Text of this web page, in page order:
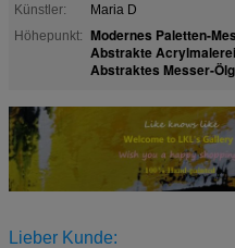
Künstler:
Maria D
Höhepunkt: Modernes Paletten-
Abstrakte
Abstraktes Messer-
Lieber Kunde: